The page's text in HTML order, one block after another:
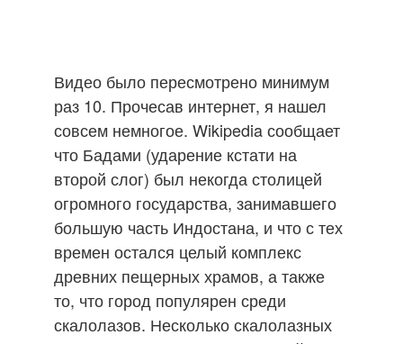
Видео было пересмотрено минимум
раз 10. Прочесав интернет, я нашел
совсем немногое. Wikipedia сообщает
что Бадами (ударение кстати на
второй слог) был некогда столицей
огромного государства, занимавшего
большую часть Индостана, и что с тех
времен остался целый комплекс
древних пещерных храмов, а также
то, что город популярен среди
скалолазов. Несколько скалолазных